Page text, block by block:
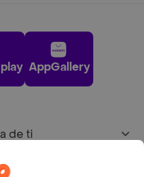
AppGallery
de ti